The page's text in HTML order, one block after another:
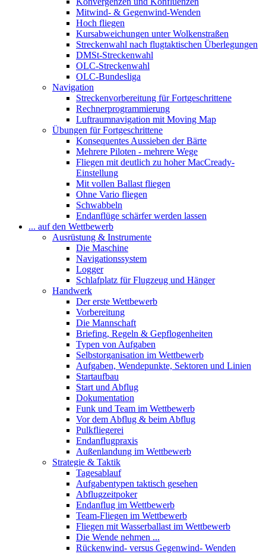
Mitwind- & Gegenwind-Wenden
Hoch fliegen
Kursabweichungen unter Wolkenstraßen
Streckenwahl nach flugtaktischen Überlegungen
DMSt-Streckenwahl
OLC-Streckenwahl
OLC-Bundesliga
Navigation
Streckenvorbereitung für Fortgeschrittene
Rechnerprogrammierung
Luftraumnavigation mit Moving Map
Übungen für Fortgeschrittene
Konsequentes Aussieben der Bärte
Mehrere Piloten - mehrere Wege
Fliegen mit deutlich zu hoher MacCready-
Einstellung
Mit vollen Ballast fliegen
Ohne Vario fliegen
Schwabbeln
Endanflüge schärfer werden lassen
... auf den Wettbewerb
Ausrüstung & Instrumente
Die Maschine
Navigationssystem
Logger
Schlafplatz für Flugzeug und Hänger
Handwerk
Der erste Wettbewerb
Vorbereitung
Die Mannschaft
Briefing, Regeln & Gepflogenheiten
Typen von Aufgaben
Selbstorganisation im Wettbewerb
Aufgaben, Wendepunkte, Sektoren und Linien
Startaufbau
Start und Abflug
Dokumentation
Funk und Team im Wettbewerb
Vor dem Abflug & beim Abflug
Pulkfliegerei
Endanflugpraxis
Außenlandung im Wettbewerb
Strategie & Taktik
Tagesablauf
Aufgabentypen taktisch gesehen
Abflugzeitpoker
Endanflug im Wettbewerb
Team-Fliegen im Wettbewerb
Fliegen mit Wasserballast im Wettbewerb
Die Wende nehmen ...
Rückenwind- versus Gegenwind- Wenden